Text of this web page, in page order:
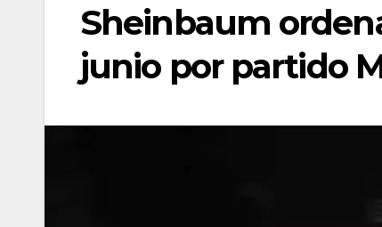
Sheinbaum
junio por partido